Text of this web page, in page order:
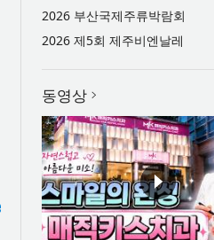
2026 부산국제주류박람회
2026 제5회 제주비엔날레
동영상